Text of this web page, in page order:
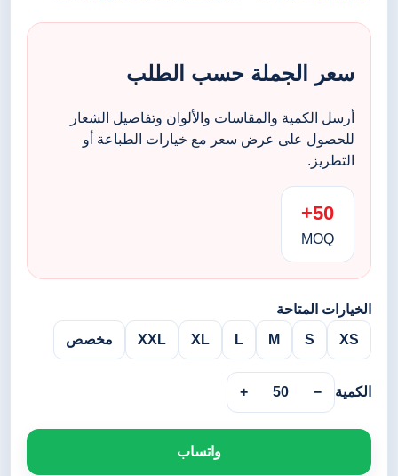
سعر الجملة حسب الطلب
أرسل الكمية والمقاسات والألوان وتفاصيل الشعار
للحصول على عرض سعر مع خيارات الطباعة أو
التطريز.
50+
MOQ
الخيارات المتاحة
XS
S
M
L
XL
XXL مخصص
الكمية −
50
+
واتساب